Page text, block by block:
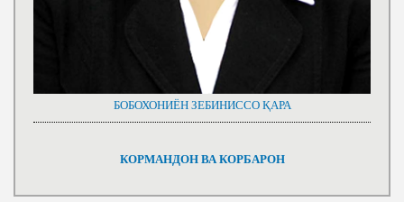
БОБОХОНИЁН ЗЕБИНИССО ҚАРА
КОРМАНДОН ВА КОРБАРОН